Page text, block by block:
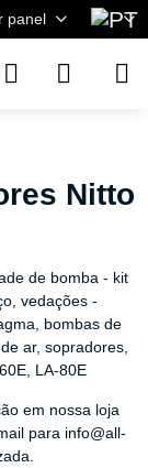
panel
Nitto
de bomba - kit
vedações -
bombas de
ar, sopradores,
LA-80E
em nossa loja
para info@all-